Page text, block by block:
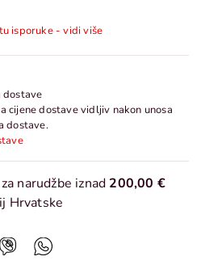
isporuke - vidi više
dostave
cijene dostave vidljiv nakon unosa
dostave.
za narudžbe iznad 200,00 €
Hrvatske